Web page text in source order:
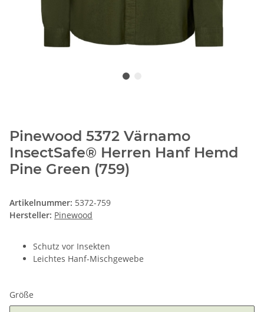
Pinewood 5372 Värnamo
InsectSafe® Herren Hanf Hemd
Pine Green (759)
Artikelnummer: 5372-759
Hersteller: Pinewood
Schutz vor Insekten
Leichtes Hanf-Mischgewebe
Größe